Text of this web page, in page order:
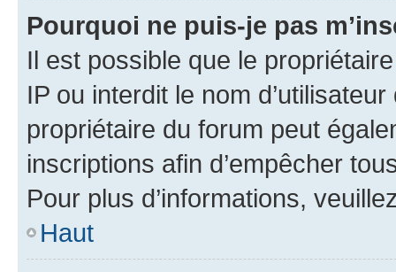
Pourquoi ne puis-je pas
Il est possible que le
IP ou interdit le nom
propriétaire du forum peut
inscriptions afin d’empêcher
Pour plus d’informations,
Haut